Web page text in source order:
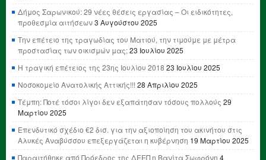
Δήμος Σαρωνικού: 29 νέες θέσεις εργασίας – Οι ειδικότητες,
προθεσμία αιτήσεων3 Αυγούστου 2025
Την επέτειο της τραγωδίας του Ματιού, την τιμούμε με μέτρα
προστασίας των οικισμών μας;23 Ιουλίου 2025
Η τραγική επέτειος της 23ης Ιουλίου 2018 23 Ιουλίου 2025
Νοσοκομείο Ανατολικής Αττικής!!! 28 Απριλίου 2025
Τέμπη: Ποτέ τόσοι λίγοι δεν εξαπάτησαν τόσους πολλούς 29
Μαρτίου 2025
Επενδυτικό σχέδιο €2 δισ. για την αξιοποίηση του ακινήτου στις
Αλυκές Αναβύσσου επεξεργάζεται η κυβέρνηση 19 Μαρτίου 2025
Παραιτήθηκε από Πρόεδρος της ΔΕΕΠ η Βανίτα Σωφρόνη 4